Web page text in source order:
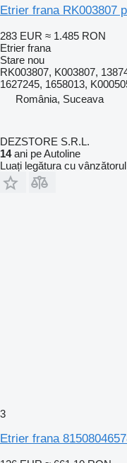
Etrier frana RK003807
283 EUR ≈ 1.485 RON
Etrier frana
Stare nou
RK003807, K003807,
1627245, 1658013,
România, Suceava
DEZSTORE S.R.L.
14ani pe Autoline
Luați legătura cu vânzătorul
3
Etrier frana